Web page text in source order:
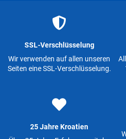
SSL-Verschlüsselung
Wir verwenden auf allen unseren
Seiten eine SSL-Verschlüsselung.
25 Jahre Kroatien